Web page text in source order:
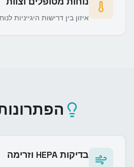
איזון בין דרישות היגייניות
בדיקות HEPA וזרימה